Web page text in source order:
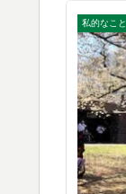
私的なこと